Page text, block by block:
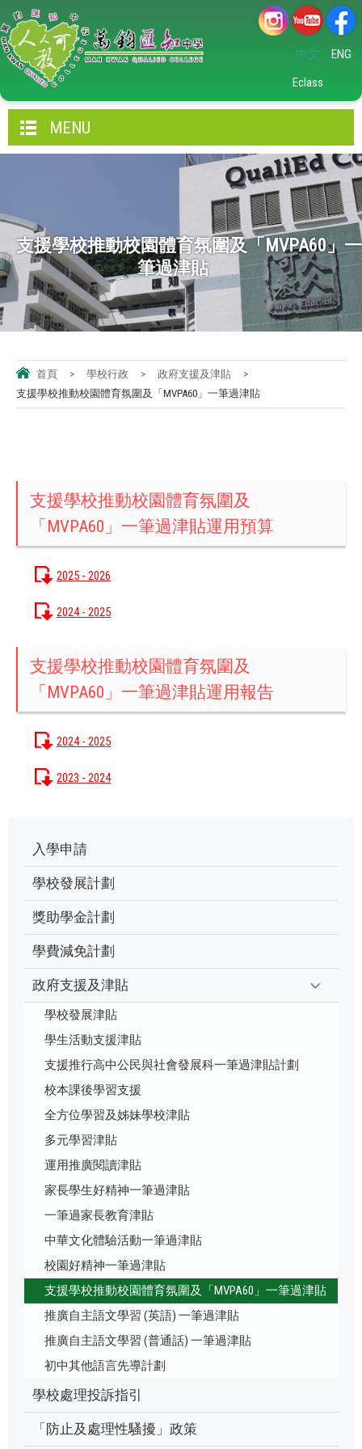
ENG
中文
Eclass
MENU
支援學校推動校園體育氛圍及「MVPA60」一
筆過津貼
首頁 > 學校行政 > 政府支援及津貼
>
支援學校推動校園體育氛圍及「MVPA60」一筆過津貼
支援學校推動校園體育氛圍及
「MVPA60」一筆過津貼運用預算
2025 - 2026
2024 - 2025
支援學校推動校園體育氛圍及
「MVPA60」一筆過津貼運用報告
2024 - 2025
2023 - 2024
入學申請
學校發展計劃
獎助學金計劃
學費減免計劃
政府支援及津貼
學校發展津貼
學生活動支援津貼
支援推行高中公民與社會發展科一筆過津貼計劃
校本課後學習支援
全方位學習及姊妹學校津貼
多元學習津貼
運用推廣閱讀津貼
家長學生好精神一筆過津貼
一筆過家長教育津貼
中華文化體驗活動一筆過津貼
校園好精神一筆過津貼
支援學校推動校園體育氛圍及「MVPA60」一筆過津貼
推廣自主語文學習 (英語) 一筆過津貼
推廣自主語文學習 (普通話) 一筆過津貼
初中其他語言先導計劃
學校處理投訴指引
「防止及處理性騷擾」政策